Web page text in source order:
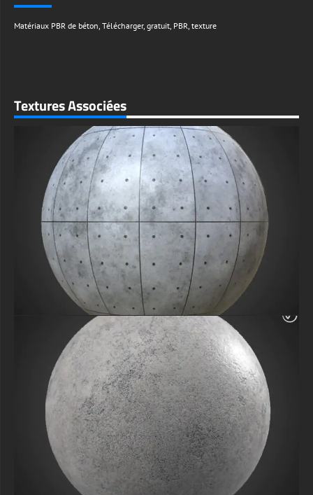
Matériaux PBR de béton, Télécharger, gratuit, PBR, texture
Textures Associées